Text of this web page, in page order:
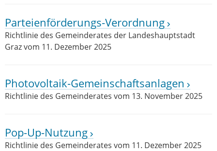
Parteienförderungs-Verordnung
Richtlinie des Gemeinderates der Landeshauptstadt
Graz vom 11. Dezember 2025
Photovoltaik-Gemeinschaftsanlagen
Richtlinie des Gemeinderates vom 13. November 2025
Pop-Up-Nutzung
Richtlinie des Gemeinderates vom 11. Dezember 2025